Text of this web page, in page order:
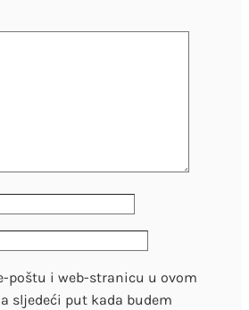
poštu i web-stranicu u ovom
sljedeći put kada budem